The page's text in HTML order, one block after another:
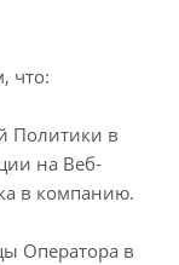
что:
Политики в
на Веб-
в компанию.
Оператора в